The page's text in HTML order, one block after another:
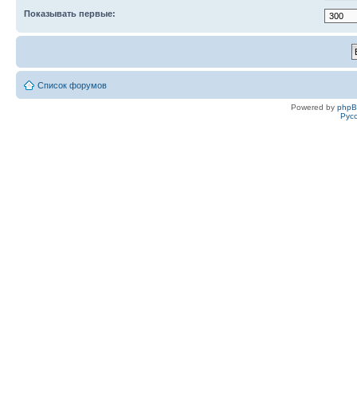
Показывать первые:
Список форумов
Powered by